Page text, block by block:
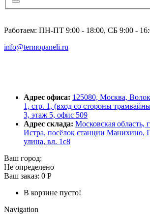
Работаем: ПН-ПТ 9:00 - 18:00, СБ 9:00 -
info@termopaneli.ru
Адрес офиса: 125080, Москва,
1, стр. 1, (вход со стороны
3, этаж 5, офис 509
Адрес склада: Московская область,
Истра, посёлок станции Манихино,
улица, вл. 1с8
Ваш город:
Не определено
Ваш заказ: 0 Р
В корзине пусто!
Navigation